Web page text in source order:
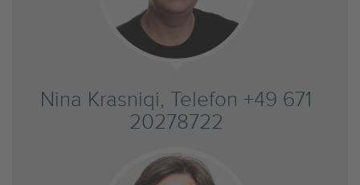
Nina Krasniqi, Telefon +49 671
20278722